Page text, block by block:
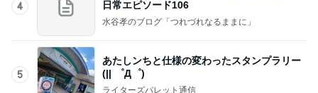
勢いで購入したCHANELの化粧品
Amebaトピックス 1日前